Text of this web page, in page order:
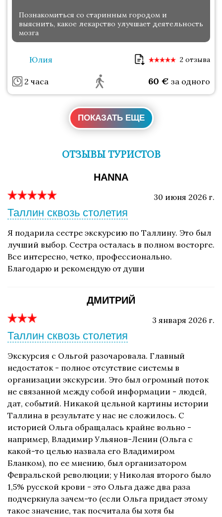
Познакомиться со старинным городом и
выяснить, какое лекарство улучшает деятельность
мозга
Юлия 2 отзыва
2 часа 60 € за одного
ПОКАЗАТЬ ЕЩЕ
ОТЗЫВЫ ТУРИСТОВ
HANNA
30 июня 2026 г.
Таллин сквозь столетия
Я подарила сестре экскурсию по Таллину. Это был
лучший выбор. Сестра осталась в полном восторге.
Все интересно, четко, профессионально.
Благодарю и рекомендую от души
ДМИТРИЙ
3 января 2026 г.
Таллин сквозь столетия
Экскурсия с Ольгой разочаровала. Главный
недостаток - полное отсутствие системы в
организации экскурсии. Это был огромный поток
не связанной между собой информации - людей,
дат, событий. Никакой цельной картины истории
Таллина в результате у нас не сложилось. С
историей Ольга обращалась крайне вольно -
например, Владимир Ульянов-Ленин (Ольга с
какой-то целью назвала его Владимиром
Бланком), по ее мнению, был организатором
Февральской революции; у Николая второго было
1,5% русской крови - это Ольга даже два раза
подчеркнула зачем-то (если Ольга придает этому
такое значение, так посчитала бы хотя бы